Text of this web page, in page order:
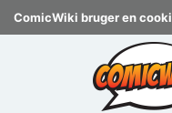
ComicWiki bruger en